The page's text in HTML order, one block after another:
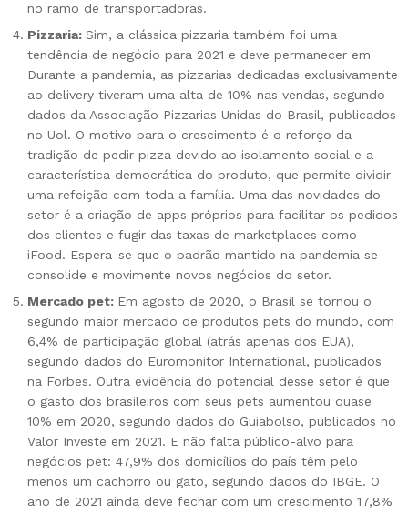
no ramo de transportadoras.
Pizzaria: Sim, a clássica pizzaria também foi uma
tendência de negócio para 2021 e deve permanecer em
Durante a pandemia, as pizzarias dedicadas exclusivamente
ao delivery tiveram uma alta de 10% nas vendas, segundo
dados da Associação Pizzarias Unidas do Brasil, publicados
no Uol. O motivo para o crescimento é o reforço da
tradição de pedir pizza devido ao isolamento social e a
característica democrática do produto, que permite dividir
uma refeição com toda a família. Uma das novidades do
setor é a criação de apps próprios para facilitar os pedidos
dos clientes e fugir das taxas de marketplaces como
iFood. Espera-se que o padrão mantido na pandemia se
consolide e movimente novos negócios do setor.
Mercado pet: Em agosto de 2020, o Brasil se tornou o
segundo maior mercado de produtos pets do mundo, com
6,4% de participação global (atrás apenas dos EUA),
segundo dados do Euromonitor International, publicados
na Forbes. Outra evidência do potencial desse setor é que
o gasto dos brasileiros com seus pets aumentou quase
10% em 2020, segundo dados do Guiabolso, publicados no
Valor Investe em 2021. E não falta público-alvo para
negócios pet: 47,9% dos domicílios do país têm pelo
menos um cachorro ou gato, segundo dados do IBGE. O
ano de 2021 ainda deve fechar com um crescimento 17,8%